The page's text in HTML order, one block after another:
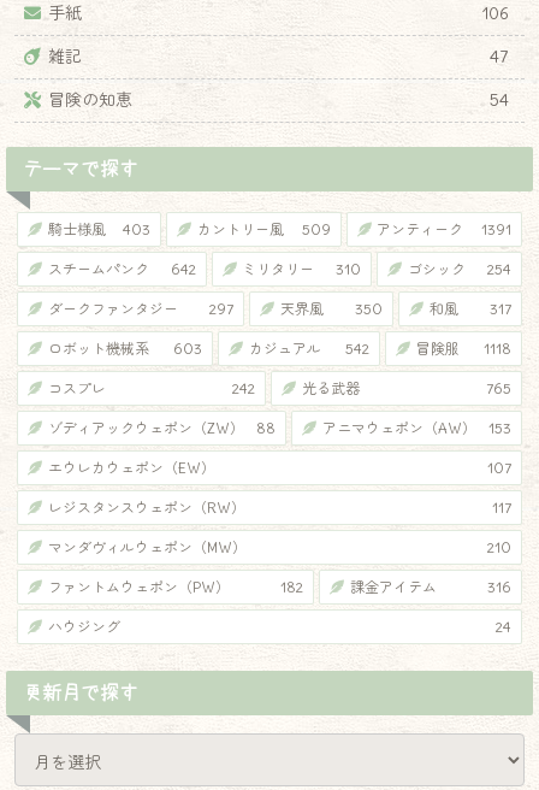
手紙
106
雑記
47
冒険の知恵
54
テーマで探す
騎士様風 403 カントリー風 509 アンティーク 1391
スチームパンク 642 ミリタリー 310 ゴシック 254
ダークファンタジー 297 天界風 350 和風 317
ロボット機械系 603 カジュアル 542 冒険服 1118
コスプレ 242 光る武器 765
ゾディアックウェポン（ZW） 88 アニマウェポン（AW） 153
エウレカウェポン（EW） 107
レジスタンスウェポン（RW） 117
マンダヴィルウェポン（MW） 210
ファントムウェポン（PW） 182 課金アイテム 316
ハウジング 24
更新月で探す